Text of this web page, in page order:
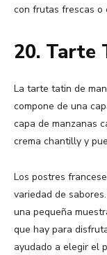
con frutas frescas o
20. Tarte
La tarte tatin de
compone de una
capa de manzanas
crema chantilly y
Los postres
variedad de
una pequeña
que hay para
ayudado a elegir el